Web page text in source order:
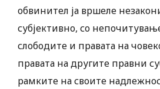
обвинител ја вршеле
субјективно, со
слободите и правата на
правата на другите правни
рамките на своите